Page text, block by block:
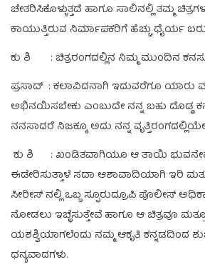
ಚೇತರಿಸಿಕೊಳ್ಳುತ್ತದೆ ಹಾಗೂ ಸಾಲಿನಲ್ಲಿ ತಮ್ಮ
ಕಾಯುತ್ತಿರುವ ನಿರ್ಮಾಪಕರಿಗೆ ಹೆಚ್ಚು ಧೈರ್ಯ
ಕು ಶಿ : ಚಿತ್ರರಂಗದಲ್ಲಿನ ನಿಮ್ಮ ಮುಂದಿನ
ಪ್ರಸಾದ್ : ಕಲಾವಿದನಾಗಿ ಇದುವರೆಗೂ ಯಾರು
ಅಭಿನಯಿಸಬೇಕು ಎಂಬುದೇ ನನ್ನ ಬಹು ದೊಡ್ಡ
ನನಸಾದರೆ ನಿಜಕ್ಕೂ ಅದು ನನ್ನ
ಕು ಶಿ : ಖಂಡಿತವಾಗಿಯೂ ಆ ತಾಯಿ
ಈಡೇರಿಸುತ್ತಾಳೆ ಸದಾ ಆಶಾವಾದಿಯಾಗಿ ಇರಿ
ಸೀರೀಸ್ ನಲ್ಲಿ ಒಬ್ಬ ಸ್ಫೂರುದ್ರೂಪಿ ಪೊಲೀಸ್
ನೋಡಲು ಇಚ್ಛೆಸುತ್ತೇವೆ ಹಾಗೂ ಆ ಚಿತ್ರವೂ
ಯಶಶ್ವಿಯಾಗಲೆಂದು ನಮ್ಮ ಆಕೃತಿ ಕನ್ನಡದಿಂದ
ಧನ್ಯವಾದಗಳು.